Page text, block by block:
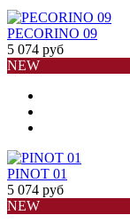
PECORINO 09
5 074 руб
NEW
PINOT 01
5 074 руб
NEW